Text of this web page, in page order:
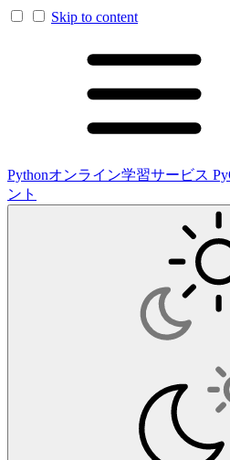
Skip to content
Pythonオンライン学習サービス
ント